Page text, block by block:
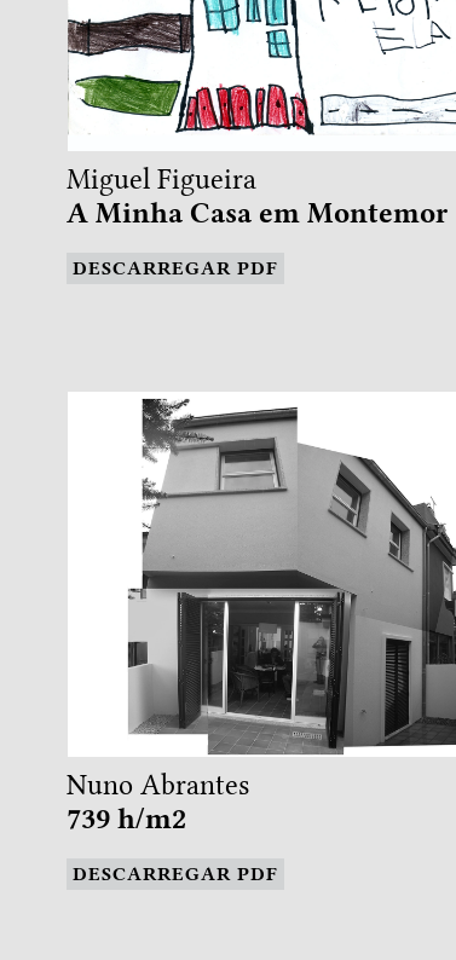
Miguel Figueira
A Minha Casa em Montemor
DESCARREGAR PDF
Nuno Abrantes
739 h/m2
DESCARREGAR PDF